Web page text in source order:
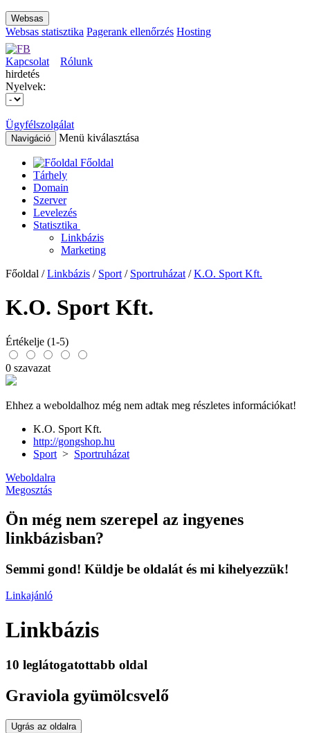
Websas
Websas statisztika Pagerank ellenőrzés Hosting
Kapcsolat
Rólunk
hirdetés
Nyelvek:
Ügyfélszolgálat
Navigáció Menü kiválasztása
Főoldal
Tárhely
Domain
Szerver
Levelezés
Statisztika
Linkbázis
Marketing
Főoldal /Linkbázis / Sport / Sportruházat /K.O. Sport Kft.
K.O. Sport Kft.
Értékelje (1-5)
0 szavazat
Ehhez a weboldalhoz még nem adtak meg részletes információkat!
K.O. Sport Kft.
http://gongshop.hu
Sport > Sportruházat
Weboldalra
Megosztás
Ön még nem szerepel az ingyenes
linkbázisban?
Semmi gond! Küldje be oldalát és mi kihelyezzük!
Linkajánló
Linkbázis
10 leglátogatottabb oldal
Graviola gyümölcsvelő
Ugrás az oldalra